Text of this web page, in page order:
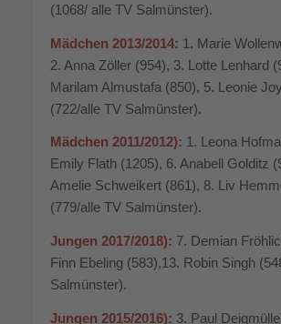
(1068/ alle TV Salmünster).
Mädchen 2013/2014: 1. Marie
2. Anna Zöller (954), 3. Lotte Lenhard
Marilam Almustafa (850), 5. Leonie
(722/alle TV Salmünster).
Mädchen 2011/2012): 1. Leona
Emily Flath (1205), 6. Anabell Golditz
Amelie Schweikert (861), 8. Liv
(779/alle TV Salmünster).
Jungen 2017/2018): 7. Demian
Finn Ebeling (583),13. Robin Singh
Salmünster).
Jungen 2015/2016): 3. Paul